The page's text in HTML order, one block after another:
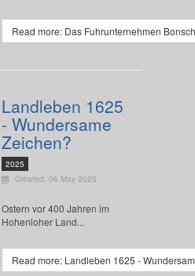
Read more: Das Fuhrunternehmen
Landleben 1625
- Wundersame
Zeichen?
2025
Created: 06 May 2025
Ostern vor 400 Jahren im
Hohenloher Land...
Read more: Landleben 1625 -